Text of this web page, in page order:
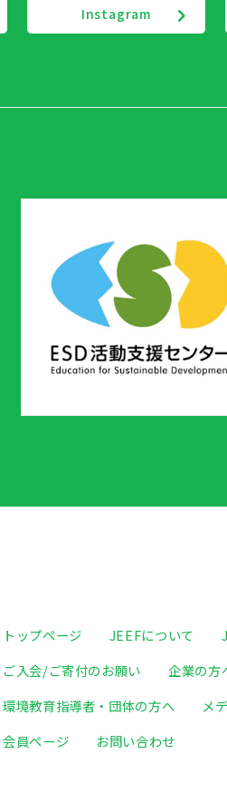
Instagram
トップページ JEEFについて
ご入会/ご寄付のお願い
企業の方
環境教育指導者・団体の方へ
メ
会員ページ
お問い合わせ